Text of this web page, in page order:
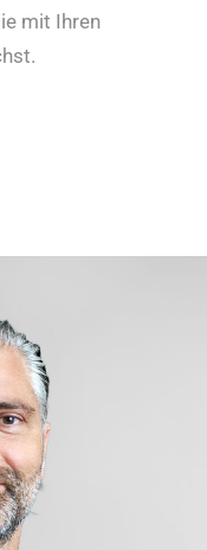
mit Ihren